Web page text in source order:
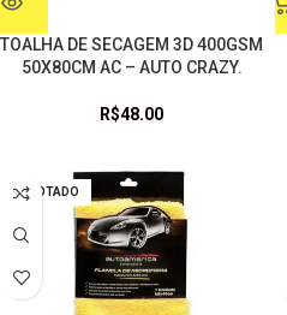
TOALHA DE SECAGEM 3D 400GSM
50X80CM AC – AUTO CRAZY.
R$48.00
ESGOTADO